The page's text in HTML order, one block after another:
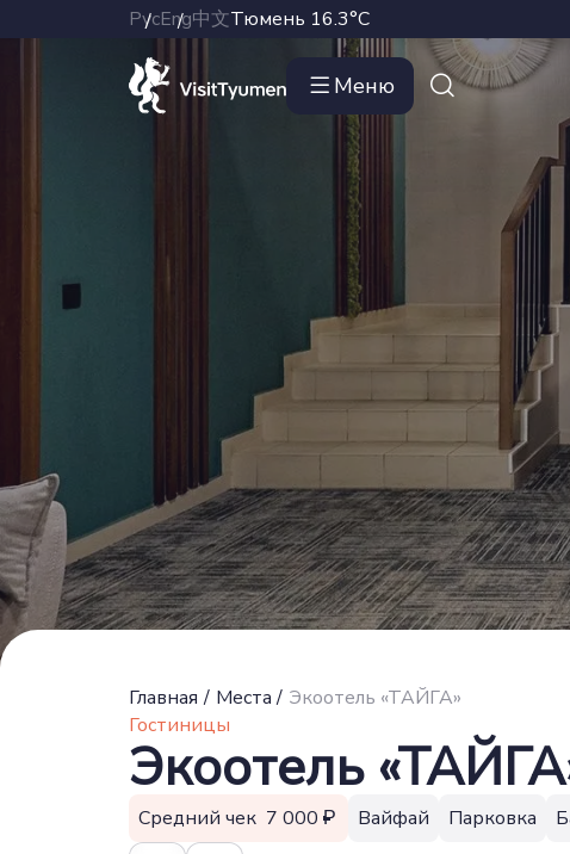
РусEng中文Тюмень 16.3°C
Меню
Главная / Места / Экоотель «ТАЙГА»
Гостиницы
Экоотель
Средний чек 7 000 Вайфай Парковка